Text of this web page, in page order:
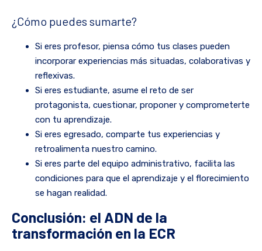
¿Cómo puedes sumarte?
Si eres profesor, piensa cómo tus clases pueden
incorporar experiencias más situadas, colaborativas y
reflexivas.
Si eres estudiante, asume el reto de ser
protagonista, cuestionar, proponer y comprometerte
con tu aprendizaje.
Si eres egresado, comparte tus experiencias y
retroalimenta nuestro camino.
Si eres parte del equipo administrativo, facilita las
condiciones para que el aprendizaje y el florecimiento
se hagan realidad.
Conclusión: el ADN de la
transformación en la ECR